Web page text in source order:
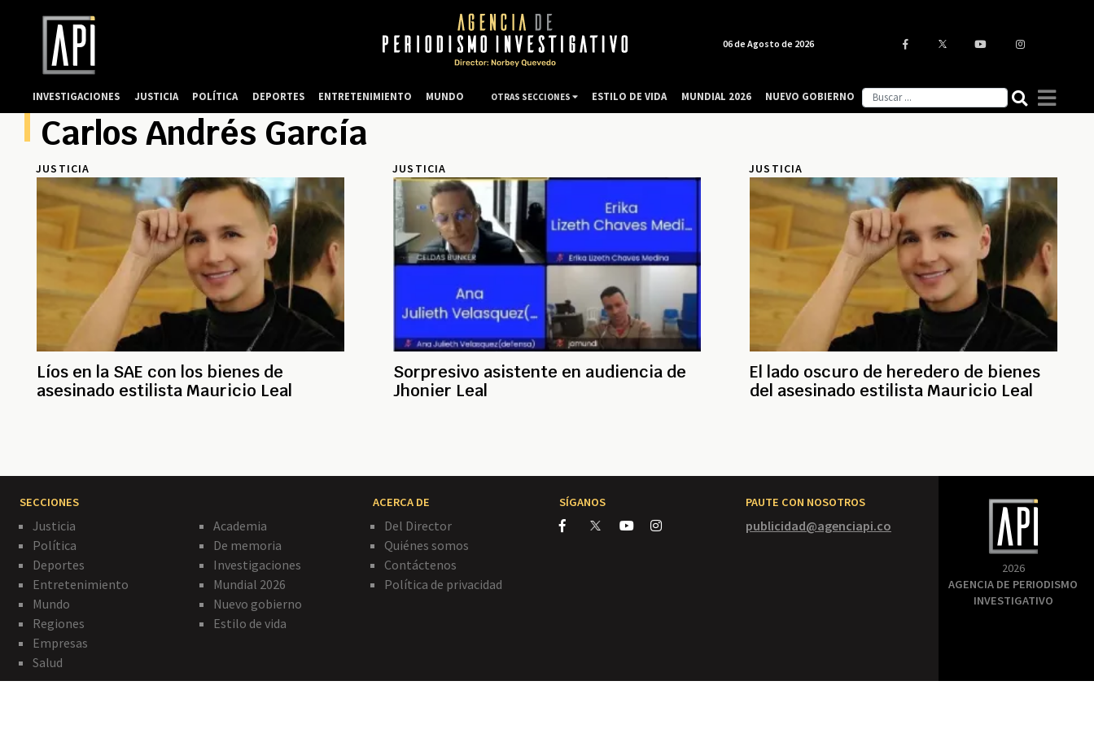
Carlos Andrés García
JUSTICIA
Líos en la SAE con los bienes de
asesinado estilista Mauricio Leal
JUSTICIA
Sorpresivo asistente en audiencia de
Jhonier Leal
JUSTICIA
El lado oscuro de heredero de bienes
del asesinado estilista Mauricio Leal
SECCIONES
Justicia
Política
Deportes
Entretenimiento
Mundo
Regiones
Empresas
Salud
Academia
De memoria
Investigaciones
Mundial 2026
Nuevo gobierno
Estilo de vida
ACERCA DE
Del Director
Quiénes somos
Contáctenos
Política de privacidad
SÍGANOS PAUTE CON NOSOTROS
publicidad@agenciapi.co
2026
AGENCIA DE PERIODISMO
INVESTIGATIVO
06 de Agosto de 2026
INVESTIGACIONES JUSTICIA POLÍTICA DEPORTES ENTRETENIMIENTO MUNDO OTRAS SECCIONES ESTILO DE VIDA MUNDIAL 2026 NUEVO GOBIERNO